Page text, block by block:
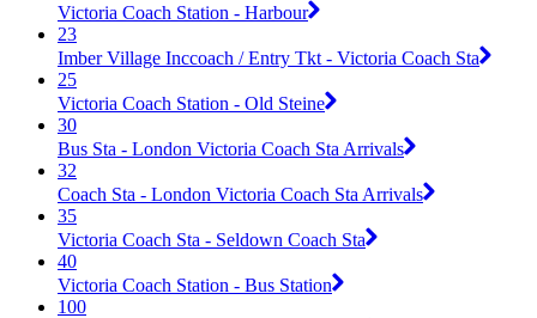
Victoria Coach Station - Harbour
23
Imber Village Inccoach / Entry Tkt - Victoria Coach Sta
25
Victoria Coach Station - Old Steine
30
Bus Sta - London Victoria Coach Sta Arrivals
32
Coach Sta - London Victoria Coach Sta Arrivals
35
Victoria Coach Sta - Seldown Coach Sta
40
Victoria Coach Station - Bus Station
100